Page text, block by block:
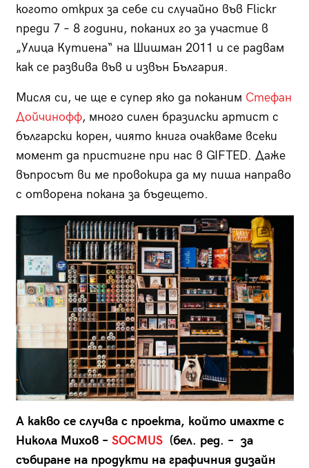
когото открих за себе си случайно във Flickr
преди 7 – 8 години, поканих го за участие в
„Улица Кутиена“ на Шишман 2011 и се радвам
как се развива във и извън България.
Мисля си, че ще е супер яко да поканим Стефан
Дойчинофф, много силен бразилски артист с
български корен, чиято книга очакваме всеки
момент да пристигне при нас в GIFTED. Даже
въпросът ви ме провокира да му пиша направо
с отворена покана за бъдещето.
А какво се случва с проекта, който имахте с
Никола Михов – SOCMUS (бел. ред. – за
събиране на продукти на графичния дизайн